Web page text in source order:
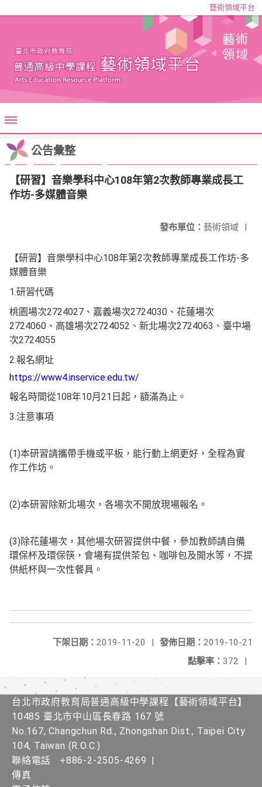
藝術領域平台
公告彙整
【研習】音樂學科中心108年第2次教師專業成長工
作坊-多媒體音樂
發布單位： 藝術領域 |
【研習】音樂學科中心108年第2次教師專業成長工作坊-多
媒體音樂
1.研習代碼
桃園場次2724027、嘉義場次2724030、 花蓮場次
2724060、高雄場次2724052、 新北場次2724063、臺中場
次2724055
2.報名網址
https://www4.inservice.edu.tw/
報名時間從108年10月21日起，額滿為止。
3.注意事項
(1)本研習請攜帶手機或平板，能行動上網更好， 全程為實
作工作坊。
(2)本研習除新北場次，各場次不開放現場報名。
(3)除花蓮場次，其他場次研習提供中餐， 參加教師請自備
環保杯及環保筷，會場有提供茶包、 咖啡包及開水等，不提
供紙杯與一次性餐具。
發佈日期： 2019-10-21
下架日期： 2019-11-20
|
點擊率： 372 |
台北市政府教育局普通高級中學課程​【​藝術領域平台】
10485 臺北市中山區長春路 167 號
No.167, Changchun Rd., Zhongshan Dist., Taipei City
104, Taiwan (R.O.C.)
聯絡電話
+886-2-2505-4269 |
傳真